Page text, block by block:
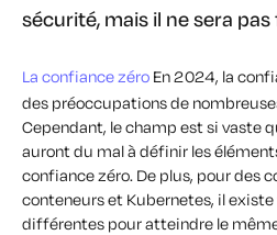
sécurité, mais il ne sera
La confiance zéro En 2024, la
des préoccupations de
Cependant, le champ est si vaste
auront du mal à définir les
confiance zéro. De plus, pour des
conteneurs et Kubernetes, il
différentes pour atteindre le